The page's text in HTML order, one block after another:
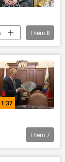
Thêm 8
1:37
Thêm 7